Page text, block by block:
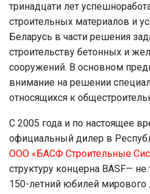
тринадцати лет
строительных материалов и
Беларусь в части решения
строительству бетонных и
сооружений. В основном
внимание на решении
относящихся к
С 2005 года и по настоящее
официальный дилер в
ООО «БАСФ Строительные
структуру концерна BASF—
150-летний юбилей мирового